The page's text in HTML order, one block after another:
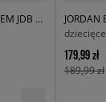
JORDAN BLUZA Z KAPTUREM JDB MJ BROOKLYN FLC PO BOY
dziecięce
179,99 zł
189,99 zł